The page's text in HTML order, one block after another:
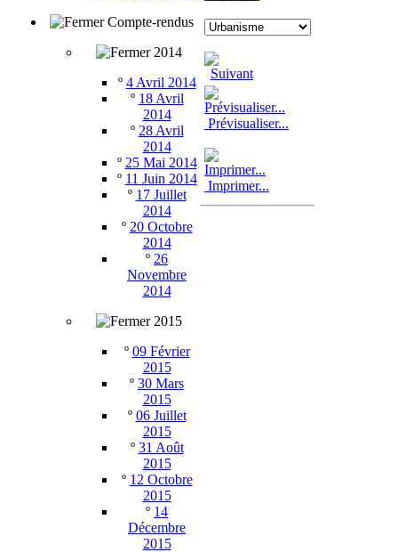
Compte-rendus
2014
º 4 Avril 2014
º 18 Avril
2014
º 28 Avril
2014
º 25 Mai 2014
º 11 Juin 2014
º 17 Juillet
2014
º 20 Octobre
2014
º 26
Novembre
2014
2015
º 09 Février
2015
º 30 Mars
2015
º 06 Juillet
2015
º 31 Août
2015
º 12 Octobre
2015
º 14
Décembre
2015
Prévisualiser...
Imprimer...